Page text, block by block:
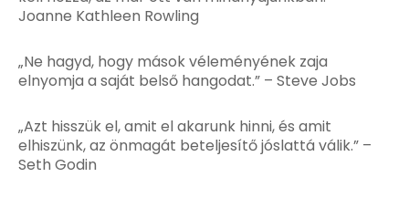
Joanne Kathleen Rowling
„Ne hagyd, hogy mások véleményének zaja
elnyomja a saját belső hangodat.” – Steve Jobs
„Azt hisszük el, amit el akarunk hinni, és amit
elhiszünk, az önmagát beteljesítő jóslattá válik.” –
Seth Godin